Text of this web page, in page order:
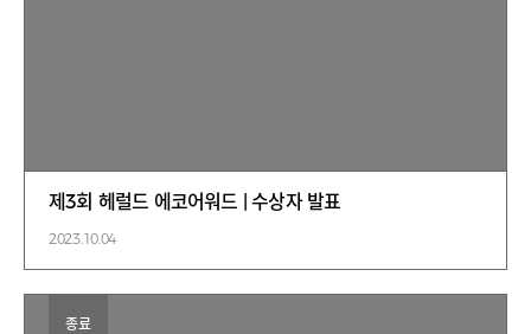
제3회 헤럴드 에코어워드 | 수상자 발표
2023.10.04
종료